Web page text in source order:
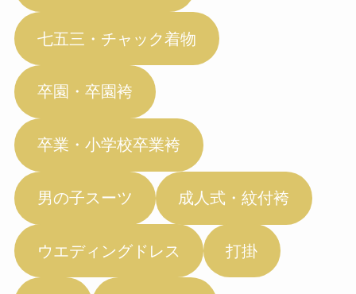
七五三・チャック着物
卒園・卒園袴
卒業・小学校卒業袴
男の子スーツ 成人式・紋付袴
ウエディングドレス 打掛